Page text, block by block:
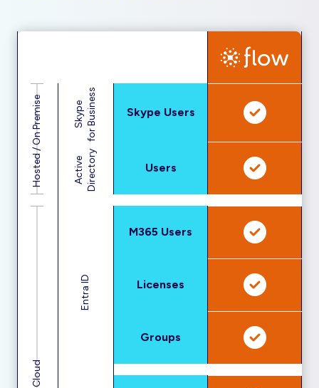
Hosted / On Premise Skypefor Business Skype Users
Active Directory Users
Cloud
Entra ID
M365 Users
Licenses
Groups